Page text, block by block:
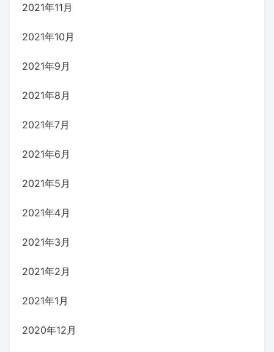
2021年11月
2021年10月
2021年9月
2021年8月
2021年7月
2021年6月
2021年5月
2021年4月
2021年3月
2021年2月
2021年1月
2020年12月